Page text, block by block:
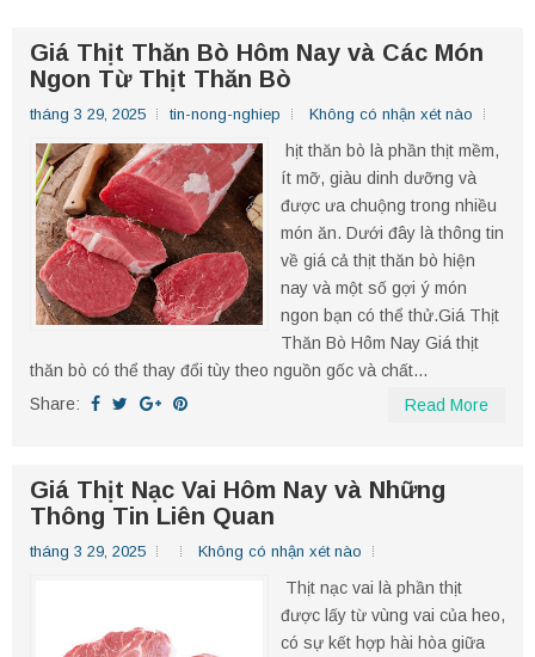
Giá Thịt Thăn Bò Hôm Nay và Các Món
Ngon Từ Thịt Thăn Bò
tháng 3 29, 2025 tin-nong-nghiep Không có nhận xét nào
hịt thăn bò là phần thịt mềm,
ít mỡ, giàu dinh dưỡng và
được ưa chuộng trong nhiều
món ăn. Dưới đây là thông tin
về giá cả thịt thăn bò hiện
nay và một số gợi ý món
ngon bạn có thể thử.​ Giá Thịt
Thăn Bò Hôm Nay Giá thịt
thăn bò có thể thay đổi tùy theo nguồn gốc và chất...
Share:
Read More
Giá Thịt Nạc Vai Hôm Nay và Những
Thông Tin Liên Quan
tháng 3 29, 2025 Không có nhận xét nào
Thịt nạc vai là phần thịt
được lấy từ vùng vai của heo,
có sự kết hợp hài hòa giữa